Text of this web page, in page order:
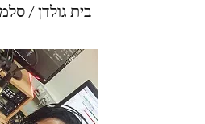
בית גולדן /